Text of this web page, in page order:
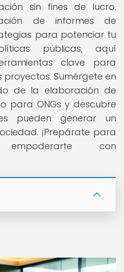
sin fines de lucro.
de informes de
para potenciar tu
públicas, aquí
clave para
proyectos. Sumérgete en
de la elaboración de
para ONGs y descubre
pueden generar un
¡Prepárate para
con